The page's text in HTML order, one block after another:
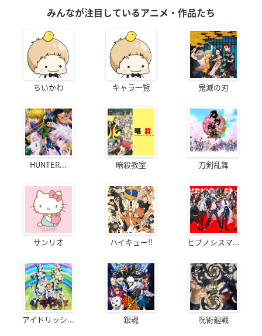
みんなが注目しているアニメ・作品たち
ちいかわ キャラ一覧 鬼滅の刃
HUNTER... 暗殺教室 刀剣乱舞
サンリオ ハイキュー!! ヒプノシスマ...
アイドリッシ... 銀魂 呪術廻戦